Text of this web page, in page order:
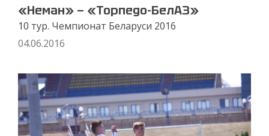
«Неман» — «Торпедо-БелАЗ»
10 тур. Чемпионат Беларуси 2016
04.06.2016